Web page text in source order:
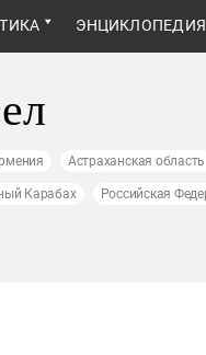
ЭНЦИКЛОПЕДИЯ
Астраханская область
Карабах Российская